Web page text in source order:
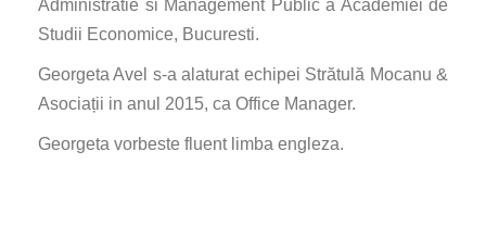
Administratie si Management Public a Academiei de
Studii Economice, Bucuresti.
Georgeta Avel s-a alaturat echipei Strătulă Mocanu &
Asociații in anul 2015, ca Office Manager.
Georgeta vorbeste fluent limba engleza.